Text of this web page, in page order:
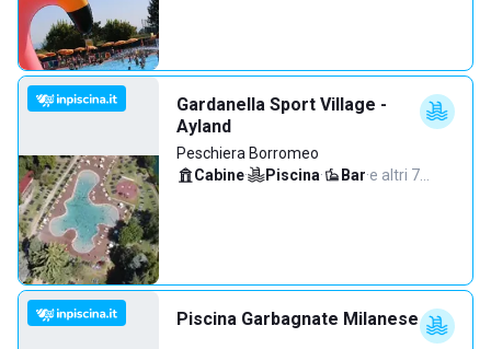
Gardanella Sport Village -
Ayland
Peschiera Borromeo
Cabine· Piscina· Bar·e altri 7…
Piscina Garbagnate Milanese